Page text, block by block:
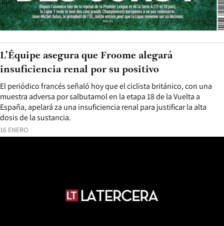
16 ENERO
El periódico francés señaló hoy que el ciclista británico, con una
muestra adversa por salbutamol en la etapa 18 de la Vuelta a
España, apelará za una insuficiencia renal para justificar la alta
dosis de la sustancia.
L'Équipe asegura que Froome alegará
insuficiencia renal por su positivo